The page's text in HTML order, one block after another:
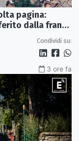
pagina:
dalla frana
Condividi su:
3 ore fa